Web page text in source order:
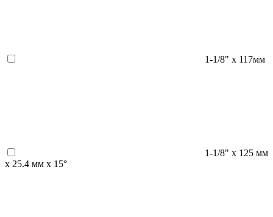
1-1/8" х 117мм
1-1/8" х 125 мм
х 25.4 мм х 15°